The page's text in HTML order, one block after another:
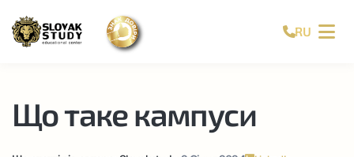
RU
Що таке кампуси